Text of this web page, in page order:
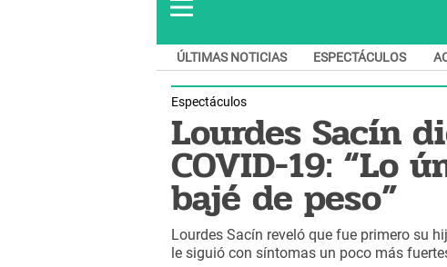
ÚLTIMAS NOTICIAS ESPECTÁCULOS
Espectáculos
Lourdes Sacín
COVID-19: “Lo
bajé de peso”
Lourdes Sacín reveló que fue primero su
le siguió con síntomas un poco más